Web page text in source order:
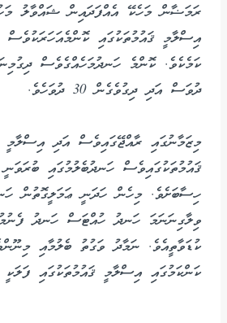
ރަމަޟާން މަހެކޭ އެއްފަދައިން ޝައްވާލު
އިސްލާމީ ޤައުމުތަކުގައި ކޮންމެއަހަރަކުވެސް
ދުވަސް އަދި ދިގުވެގެން 30 ދުވަހެވެ.
މިޒަމާނުގައި ރާއްޖޭގައިވެސް އަދި އިސްލާމީ
ޤައުމުތަކުގައިވެސް ހަނދުބެލުމުގައި
ހިސާބަށެވެ. މިހެން ހަދަނީ ޢަމަލީގޮތުން
ވިލާގިނަނަމަ ހަނދު ހުއްޓަސް ހަނދު
ކުޑަވާތީއެވެ. ނަމާދު ވަގުތު ބެލުމާއި
ކަންކަމުގައި އިސްލާމީ ޤައުމުތަކުގައި